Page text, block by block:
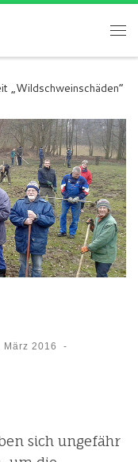
„Wildschweinschäden“
März 2016
-
sich ungefähr